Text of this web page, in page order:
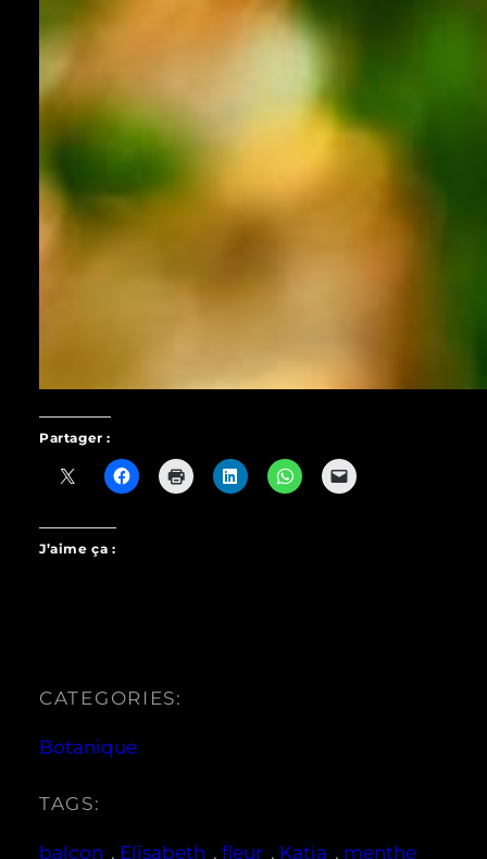
Partager :
J’aime ça :
CATEGORIES:
Botanique
TAGS:
balcon , Elisabeth , fleur , Katia , menthe